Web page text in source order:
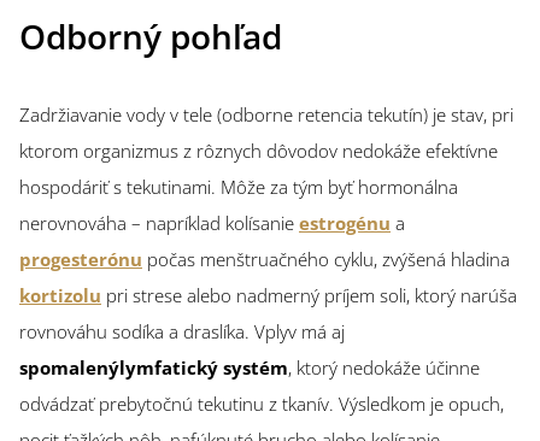
Odborný pohľad
Zadržiavanie vody v tele (odborne retencia tekutín) je stav, pri
ktorom organizmus z rôznych dôvodov nedokáže efektívne
hospodáriť s tekutinami. Môže za tým byť hormonálna
nerovnováha – napríklad kolísanie estrogénu a
progesterónu počas menštruačného cyklu, zvýšená hladina
kortizolu pri strese alebo nadmerný príjem soli, ktorý narúša
rovnováhu sodíka a draslíka. Vplyv má aj
spomalenýlymfatický systém, ktorý nedokáže účinne
odvádzať prebytočnú tekutinu z tkanív. Výsledkom je opuch,